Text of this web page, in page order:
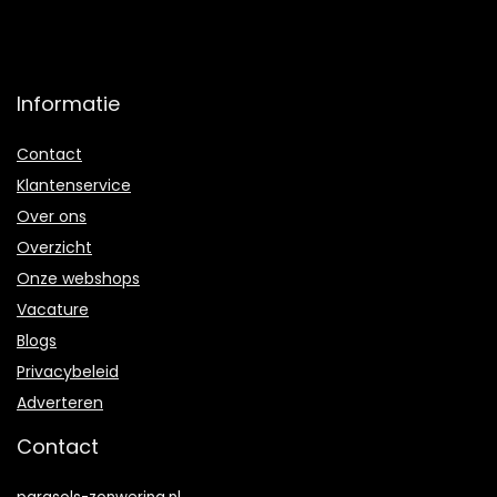
Informatie
Contact
Klantenservice
Over ons
Overzicht
Onze webshops
Vacature
Blogs
Privacybeleid
Adverteren
Contact